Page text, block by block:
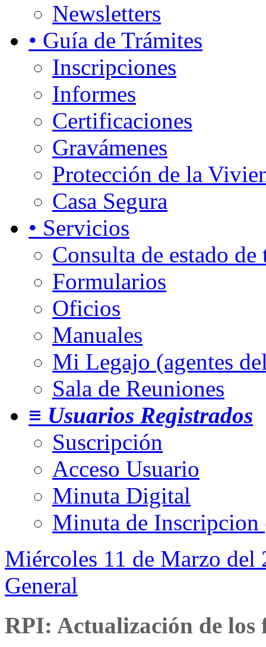
Newsletters
• Guía de Trámites
Inscripciones
Informes
Certificaciones
Gravámenes
Protección de la
Casa Segura
• Servicios
Consulta de estado de
Formularios
Oficios
Manuales
Mi Legajo (agentes
Sala de Reuniones
≡ Usuarios Registrados
Suscripción
Acceso Usuario
Minuta Digital
Minuta de Inscripcion
Miércoles 11 de Marzo del
General
RPI: Actualización de